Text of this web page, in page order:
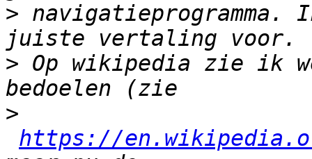
>
> Op wikipedia zie ik
>
https://